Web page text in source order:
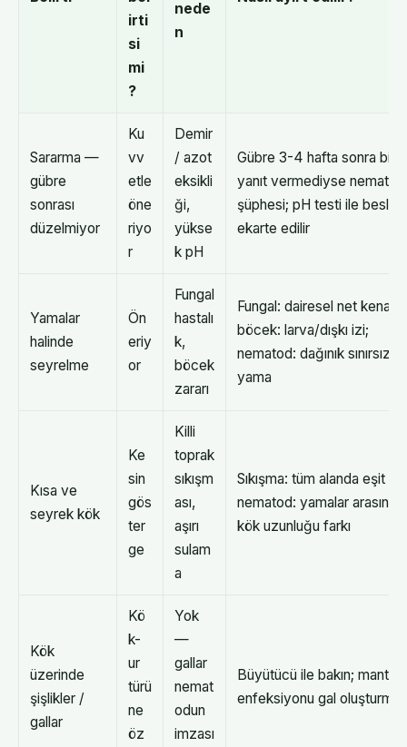
irti
si
mi
?
nede
n
Sararma —
gübre
sonrası
düzelmiyor
Ku
vv
etle
öne
riyo
r
Demir
/ azot
eksikli
ği,
yükse
k pH
Gübre 3-4 hafta sonra bile
yanıt vermediyse nematod
şüphesi; pH testi ile
ekarte edilir
Yamalar
halinde
seyrelme
Ön
eriy
or
Fungal
hastalı
k,
böcek
zararı
Fungal: dairesel net kenar;
böcek: larva/dışkı izi;
nematod: dağınık sınırsız
yama
Kısa ve
seyrek kök
Ke
sin
gös
ter
ge
Killi
toprak
sıkışm
ası,
aşırı
sulam
a
Sıkışma: tüm alanda eşit
nematod: yamalar arasında
kök uzunluğu farkı
Kök
üzerinde
şişlikler /
gallar
Kö
k-
ur
türü
ne
öz
Yok
—
gallar
nemat
odun
imzası
Büyütücü ile bakın; mantar
enfeksiyonu gal